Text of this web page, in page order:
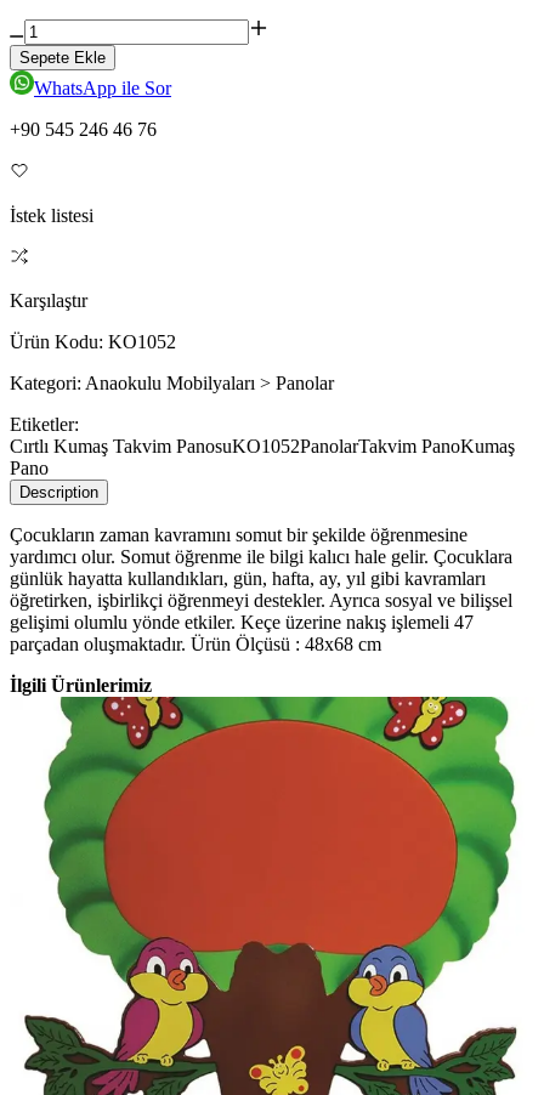
Sepete Ekle
WhatsApp ile Sor
+90 545 246 46 76
İstek listesi
Karşılaştır
Ürün Kodu: KO1052
Kategori: Anaokulu Mobilyaları > Panolar
Etiketler:
Cırtlı Kumaş Takvim PanosuKO1052PanolarTakvim PanoKumaş
Pano
Description
Çocukların zaman kavramını somut bir şekilde öğrenmesine
yardımcı olur. Somut öğrenme ile bilgi kalıcı hale gelir. Çocuklara
günlük hayatta kullandıkları, gün, hafta, ay, yıl gibi kavramları
öğretirken, işbirlikçi öğrenmeyi destekler. Ayrıca sosyal ve bilişsel
gelişimi olumlu yönde etkiler. Keçe üzerine nakış işlemeli 47
parçadan oluşmaktadır. Ürün Ölçüsü : 48x68 cm
İlgili Ürünlerimiz